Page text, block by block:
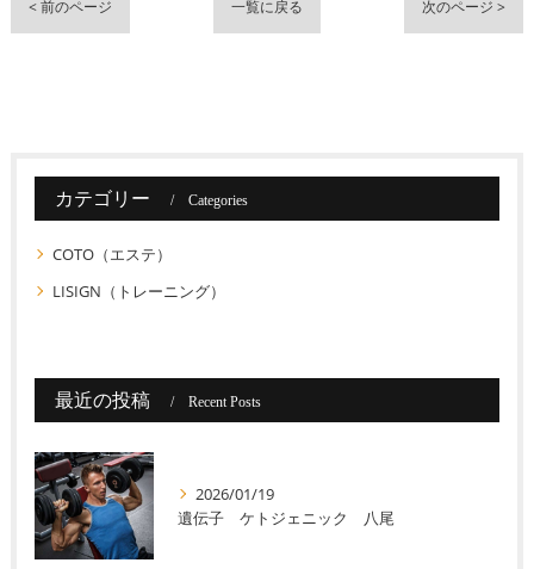
< 前のページ 一覧に戻る 次のページ >
カテゴリー Categories
COTO（エステ）
LISIGN（トレーニング）
最近の投稿 Recent Posts
2026/01/19
遺伝子 ケトジェニック 八尾